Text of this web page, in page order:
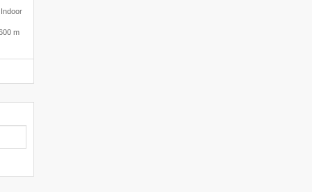
m